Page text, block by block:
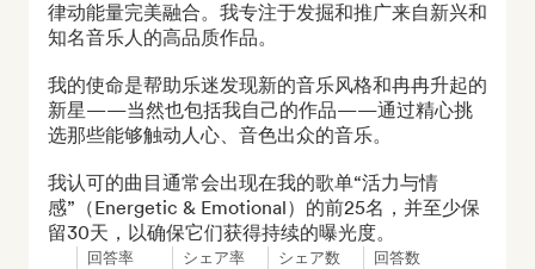
律动能量完美融合。我专注于发掘和推广来自新兴和
知名音乐人的高品质作品。
我的使命是帮助乐迷发现新的音乐风格和冉冉升起的
新星——当然也包括我自己的作品——通过精心挑
选那些能够触动人心、音色出众的音乐。
我认可的曲目通常会出现在我的歌单“活力与情
感”（Energetic & Emotional）的前25名，并至少保
留30天，以确保它们获得持续的曝光度。
回答率 シェア率 シェア数 回答数